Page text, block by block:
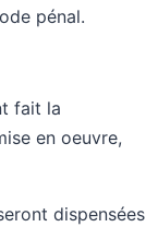
pénal.
fait la
en oeuvre,
dispensées